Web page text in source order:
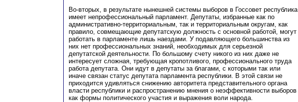
Во-вторых, в результате нынешней системы выборов в Госсовет республика
имеет непрофессиональный парламент. Депутаты, избранные как по
административно-территориальным, так и территориальным округам, как
правило, совмещающие депутатскую должность с основной работой, могут
работать в парламенте лишь наездами. У подавляющего большинства из
них нет профессиональных знаний, необходимых для серьезной
депутатской деятельности. По большому счету никого из них даже не
интересует сложная, требующая кропотливого, профессионального труда
работа депутата. Они идут в депутаты за благами, с которыми так или
иначе связан статус депутата парламента республики. В этой связи не
приходится удивляться снижению авторитета представительного органа
власти республики и распространению мнения о неэффективности выборов
как формы политического участия и выражения воли народа.